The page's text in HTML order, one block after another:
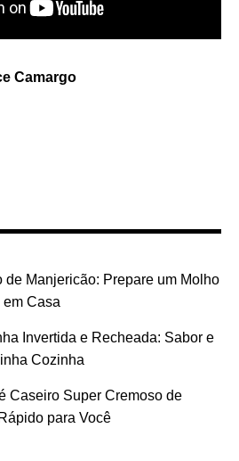
Camargo
de Manjericão: Prepare um Molho
Casa
Invertida e Recheada: Sabor e
Cozinha
Caseiro Super Cremoso de
para Você